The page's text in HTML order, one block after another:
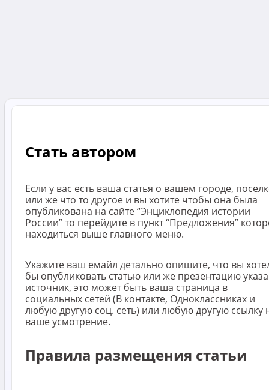
Стать автором
Если у вас есть ваша статья о вашем городе,
или же что то другое и вы хотите чтобы она была
опубликована на сайте “Энциклопедия истории
России” то перейдите в пункт “Предложения”
находиться выше главного меню.
Укажите ваш емайл детально опишите, что вы
бы опубликовать статью или же презентацию
источник, это может быть ваша страница в
социальных сетей (В контакте, Одноклассниках и
любую другую соц. сеть) или любую другую ссылку
ваше усмотрение.
Правила размещения статьи